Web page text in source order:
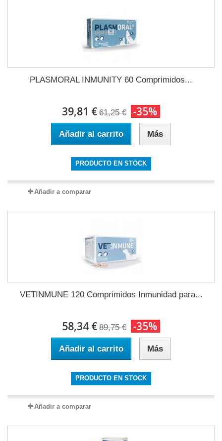
PLASMORAL INMUNITY 60 Comprimidos...
39,81 € 61,25 € -35%
Añadir al carrito Más
PRODUCTO EN STOCK
Añadir a comparar
VETINMUNE 120 Comprimidos Inmunidad para...
58,34 € 89,75 € -35%
Añadir al carrito Más
PRODUCTO EN STOCK
Añadir a comparar